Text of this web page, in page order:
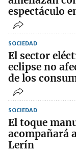
espectáculo
SOCIEDAD
El sector
eclipse no
de los
SOCIEDAD
El toque
acompañará
Lerín